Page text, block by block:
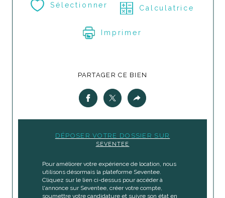
Sélectionner Calculatrice
Imprimer
PARTAGER CE BIEN
DÉPOSER VOTRE DOSSIER SUR
SEVENTEE
Pour améliorer votre expérience de location, nous
utilisons désormais la plateforme Seventee.
Cliquez sur le lien ci-dessus pour accéder à
l'annonce sur Seventee, créer votre compte,
soumettre votre candidature et suivre son état en